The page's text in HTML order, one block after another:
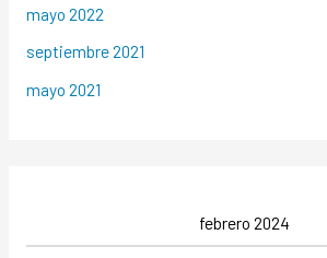
mayo 2022
septiembre 2021
mayo 2021
febrero 2024